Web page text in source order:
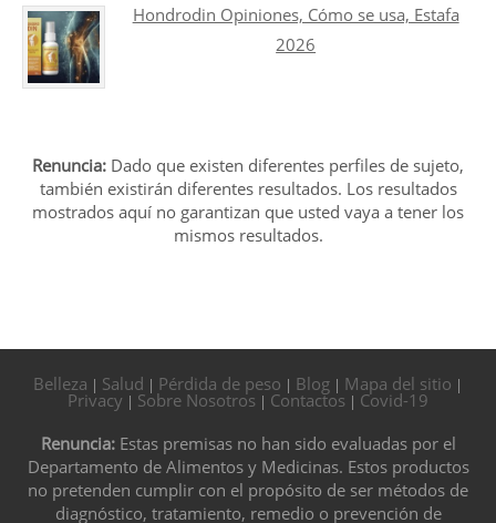
Hondrodin Opiniones, Cómo se usa, Estafa
2026
Renuncia: Dado que existen diferentes perfiles de sujeto,
también existirán diferentes resultados. Los resultados
mostrados aquí no garantizan que usted vaya a tener los
mismos resultados.
Belleza | Salud | Pérdida de peso | Blog | Mapa del sitio |
Privacy | Sobre Nosotros | Contactos | Covid-19
Renuncia:Estas premisas no han sido evaluadas por el
Departamento de Alimentos y Medicinas. Estos productos
no pretenden cumplir con el propósito de ser métodos de
diagnóstico, tratamiento, remedio o prevención de